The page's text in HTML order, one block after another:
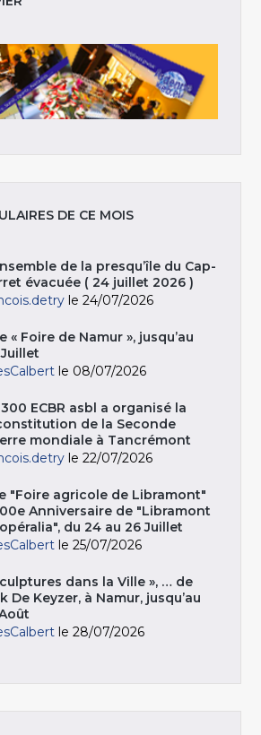
DE CE MOIS
de la presqu’île du Cap-
évacuée ( 24 juillet 2026 )
le 24/07/2026
« Foire de Namur », jusqu’au
le 08/07/2026
ECBR asbl a organisé la
de la Seconde
mondiale à Tancrémont
le 22/07/2026
"Foire agricole de Libramont"
Anniversaire de "Libramont
du 24 au 26 Juillet
le 25/07/2026
dans la Ville », … de
De Keyzer, à Namur, jusqu’au
le 28/07/2026